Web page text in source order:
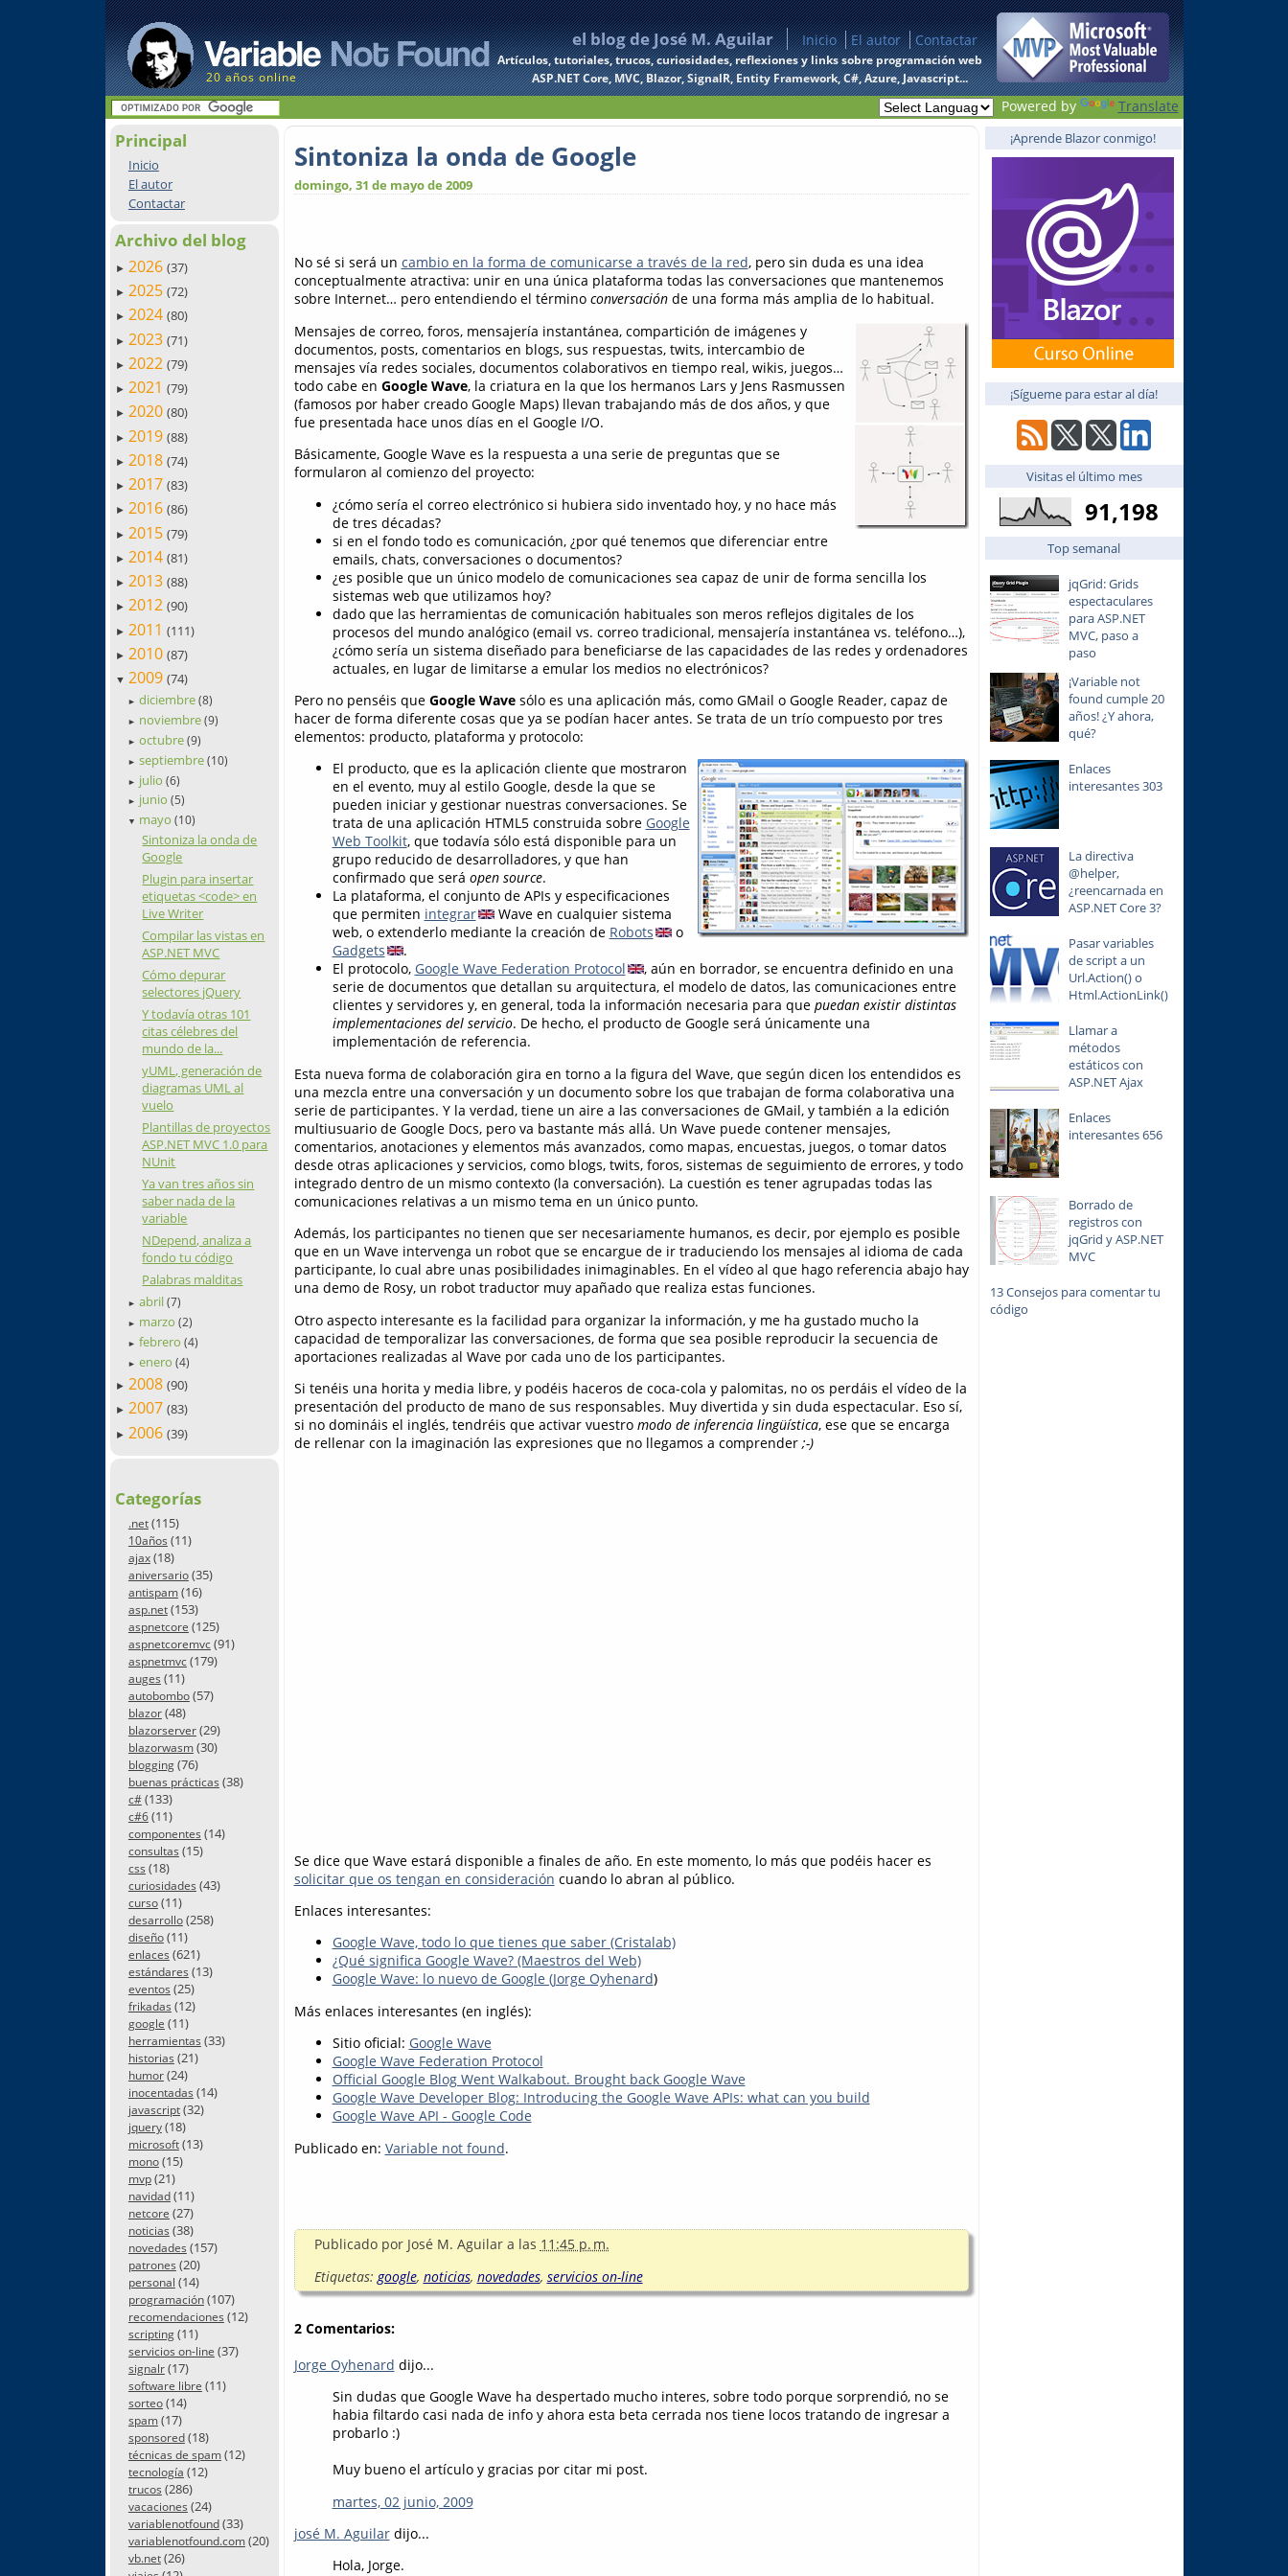
20 años online
el blog de José M. Aguilar Inicio El autor Contactar
Artículos, tutoriales, trucos, curiosidades, reflexiones y links sobre programación web
ASP.NET Core, MVC, Blazor, SignalR, Entity Framework, C#, Azure, Javascript...
Powered by Translate
Principal
Inicio
El autor
Contactar
Archivo del blog
► 2026 (37)
► 2025 (72)
► 2024 (80)
► 2023 (71)
► 2022 (79)
► 2021 (79)
► 2020 (80)
► 2019 (88)
► 2018 (74)
► 2017 (83)
► 2016 (86)
► 2015 (79)
► 2014 (81)
► 2013 (88)
► 2012 (90)
► 2011 (111)
► 2010 (87)
▼ 2009 (74)
► diciembre(8)
► noviembre(9)
► octubre(9)
► septiembre(10)
► julio(6)
► junio(5)
▼ mayo(10)
Sintoniza la onda de
Google
Plugin para insertar
etiquetas <code> en
Live Writer
Compilar las vistas en
ASP.NET MVC
Cómo depurar
selectores jQuery
Y todavía otras 101
citas célebres del
mundo de la...
yUML, generación de
diagramas UML al
vuelo
Plantillas de proyectos
ASP.NET MVC 1.0 para
NUnit
Ya van tres años sin
saber nada de la
variable
NDepend, analiza a
fondo tu código
Palabras malditas
► abril(7)
► marzo(2)
► febrero(4)
► enero(4)
► 2008 (90)
► 2007 (83)
► 2006 (39)
Categorías
.net(115)
10años (11)
ajax(18)
aniversario(35)
antispam(16)
asp.net(153)
aspnetcore (125)
aspnetcoremvc(91)
aspnetmvc(179)
auges (11)
autobombo(57)
blazor(48)
blazorserver(29)
blazorwasm(30)
blogging(76)
buenas prácticas (38)
c#(133)
c#6(11)
componentes (14)
consultas (15)
css (18)
curiosidades (43)
curso(11)
desarrollo(258)
diseño(11)
enlaces (621)
estándares (13)
eventos (25)
frikadas (12)
google (11)
herramientas (33)
historias (21)
humor(24)
inocentadas (14)
javascript(32)
jquery(18)
microsoft(13)
mono(15)
mvp(21)
navidad(11)
netcore (27)
noticias (38)
novedades (157)
patrones (20)
personal (14)
programación(107)
recomendaciones (12)
scripting(11)
servicios on-line (37)
signalr(17)
software libre (11)
sorteo(14)
spam(17)
sponsored(18)
técnicas de spam(12)
tecnología (12)
trucos (286)
vacaciones (24)
variablenotfound(33)
variablenotfound.com(20)
vb.net(26)
Sintoniza la onda de Google
domingo, 31 de mayo de 2009
No sé si será un cambio en la forma de comunicarse a través de la red, pero sin duda es una idea
conceptualmente atractiva: unir en una única plataforma todas las conversaciones que mantenemos
sobre Internet… pero entendiendo el término conversaciónde una forma más amplia de lo habitual.
Mensajes de correo, foros, mensajería instantánea, compartición de imágenes y
documentos, posts, comentarios en blogs, sus respuestas, twits, intercambio de
mensajes vía redes sociales, documentos colaborativos en tiempo real, wikis, juegos…
todo cabe en Google Wave, la criatura en la que los hermanos Lars y Jens Rasmussen
(famosos por haber creado Google Maps) llevan trabajando más de dos años, y que
fue presentada hace unos días en el Google I/O.
Básicamente, Google Wave es la respuesta a una serie de preguntas que se
formularon al comienzo del proyecto:
¿cómo sería el correo electrónico si hubiera sido inventado hoy, y no hace más
de tres décadas?
si en el fondo todo es comunicación, ¿por qué tenemos que diferenciar entre
emails, chats, conversaciones o documentos?
¿es posible que un único modelo de comunicaciones sea capaz de unir de forma sencilla los
sistemas web que utilizamos hoy?
dado que las herramientas de comunicación habituales son meros reflejos digitales de los
procesos del mundo analógico (email vs. correo tradicional, mensajería instantánea vs. teléfono…),
¿cómo sería un sistema diseñado para beneficiarse de las capacidades de las redes y ordenadores
actuales, en lugar de limitarse a emular los medios no electrónicos?
Pero no penséis que Google Wavesólo es una aplicación más, como GMail o Google Reader, capaz de
hacer de forma diferente cosas que ya se podían hacer antes. Se trata de un trío compuesto por tres
elementos: producto, plataforma y protocolo:
El producto, que es la aplicación cliente que mostraron
en el evento, muy al estilo Google, desde la que se
pueden iniciar y gestionar nuestras conversaciones. Se
trata de una aplicación HTML5 construida sobre Google
Web Toolkit, que todavía sólo está disponible para un
grupo reducido de desarrolladores, y que han
confirmado que será open source.
La plataforma, el conjunto de APIs y especificaciones
que permiten integrar
Wave en cualquier sistema
web, o extenderlo mediante la creación de Robots
o
Gadgets
.
El protocolo, Google Wave Federation Protocol
, aún en borrador, se encuentra definido en una
serie de documentos que detallan su arquitectura, el modelo de datos, las comunicaciones entre
clientes y servidores y, en general, toda la información necesaria para que puedan existir distintas
implementaciones del servicio. De hecho, el producto de Google será únicamente una
implementación de referencia.
Esta nueva forma de colaboración gira en torno a la figura del Wave, que según dicen los entendidos es
una mezcla entre una conversación y un documento sobre los que trabajan de forma colaborativa una
serie de participantes. Y la verdad, tiene un aire a las conversaciones de GMail, y también a la edición
multiusuario de Google Docs, pero va bastante más allá. Un Wave puede contener mensajes,
comentarios, anotaciones y elementos más avanzados, como mapas, encuestas, juegos, o tomar datos
desde otras aplicaciones y servicios, como blogs, twits, foros, sistemas de seguimiento de errores, y todo
integrado dentro de un mismo contexto (la conversación). La cuestión es tener agrupadas todas las
comunicaciones relativas a un mismo tema en un único punto.
Además, los participantes no tienen que ser necesariamente humanos, es decir, por ejemplo es posible
que en un Wave intervenga un robot que se encargue de ir traduciendo los mensajes al idioma de cada
participante, lo cual abre unas posibilidades inimaginables. En el vídeo al que hago referencia abajo hay
una demo de Rosy, un robot traductor muy apañado que realiza estas funciones.
Otro aspecto interesante es la facilidad para organizar la información, y me ha gustado mucho la
capacidad de temporalizar las conversaciones, de forma que sea posible reproducir la secuencia de
aportaciones realizadas al Wave por cada uno de los participantes.
Si tenéis una horita y media libre, y podéis haceros de coca-cola y palomitas, no os perdáis el vídeo de la
presentación del producto de mano de sus responsables. Muy divertida y sin duda espectacular. Eso sí,
si no domináis el inglés, tendréis que activar vuestro modo de inferencia lingüística, ese que se encarga
de rellenar con la imaginación las expresiones que no llegamos a comprender;-)
Se dice que Wave estará disponible a finales de año. En este momento, lo más que podéis hacer es
solicitar que os tengan en consideración cuando lo abran al público.
Enlaces interesantes:
Google Wave, todo lo que tienes que saber (Cristalab)
¿Qué significa Google Wave? (Maestros del Web)
Google Wave: lo nuevo de Google (Jorge Oyhenard)
Más enlaces interesantes (en inglés):
Sitio oficial: Google Wave
Google Wave Federation Protocol
Official Google Blog Went Walkabout. Brought back Google Wave
Google Wave Developer Blog: Introducing the Google Wave APIs: what can you build
Google Wave API - Google Code
Publicado en: Variable not found.
Publicado por José M. Aguilar a las 11:45 p. m.
Etiquetas:google, noticias, novedades, servicios on-line
2 Comentarios:
Jorge Oyhenard dijo...
Sin dudas que Google Wave ha despertado mucho interes, sobre todo porque sorprendió, no se
habia filtardo casi nada de info y ahora esta beta cerrada nos tiene locos tratando de ingresar a
probarlo :)
Muy bueno el artículo y gracias por citar mi post.
martes, 02 junio, 2009
josé M. Aguilardijo...
Hola, Jorge.
¡Aprende Blazor conmigo!
¡Sígueme para estar al día!
Visitas el último mes
91,198
Top semanal
jqGrid: Grids
espectaculares
para ASP.NET
MVC, paso a
paso
¡Variable not
found cumple 20
años! ¿Y ahora,
qué?
Enlaces
interesantes 303
La directiva
@helper,
¿reencarnada en
ASP.NET Core 3?
Pasar variables
de script a un
Url.Action() o
Html.ActionLink()
Llamar a
métodos
estáticos con
ASP.NET Ajax
Enlaces
interesantes 656
Borrado de
registros con
jqGrid y ASP.NET
MVC
13 Consejos para comentar tu
código